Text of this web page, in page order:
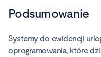
Podsumowanie
Systemy do ewidencji
oprogramowania, które